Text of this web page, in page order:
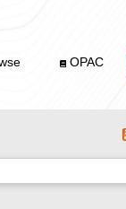
OPAC